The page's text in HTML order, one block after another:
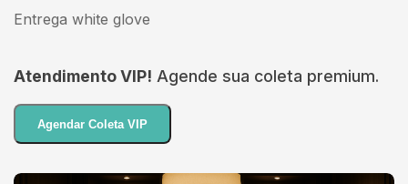
Entrega white glove
Atendimento VIP! Agende sua coleta premium.
Agendar Coleta VIP